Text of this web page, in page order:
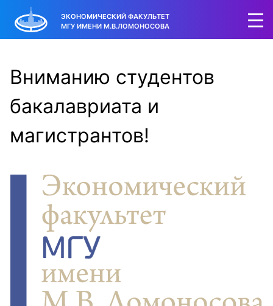
ЭКОНОМИЧЕСКИЙ ФАКУЛЬТЕТ
МГУ ИМЕНИ М.В.ЛОМОНОСОВА
Вниманию студентов
бакалавриата и
магистрантов!